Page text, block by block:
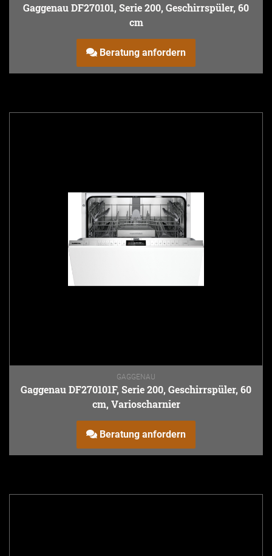
Gaggenau DF270101, Serie 200, Geschirrspüler, 60
cm
Beratung anfordern
GAGGENAU
Gaggenau DF270101F, Serie 200, Geschirrspüler, 60
cm, Varioscharnier
Beratung anfordern